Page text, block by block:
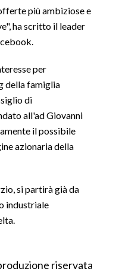
più ambiziose e
ha scritto il leader
per
della famiglia
di
all'ad Giovanni
il possibile
azionaria della
si partirà già da
industriale
riservata